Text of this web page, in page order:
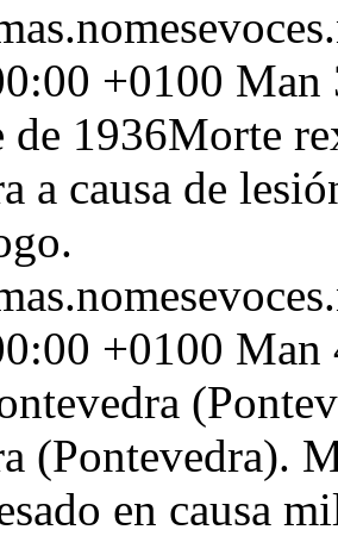
+0100 Man
de 1936Morte
a causa de
+0100 Man
(Pontevedra).
en causa